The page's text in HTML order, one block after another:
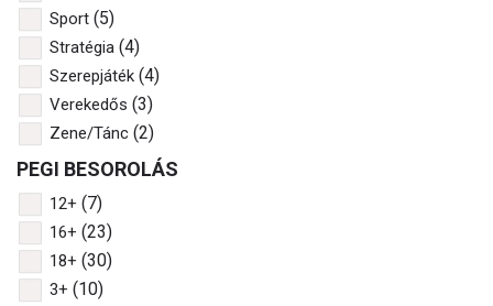
Sport (5)
Stratégia (4)
Szerepjáték (4)
Verekedős (3)
Zene/Tánc (2)
PEGI BESOROLÁS
12+ (7)
16+ (23)
18+ (30)
3+ (10)